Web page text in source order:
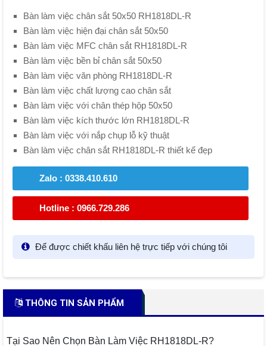
Bàn làm việc chân sắt 50x50 RH1818DL-R
Bàn làm việc hiện đại chân sắt 50x50
Bàn làm việc MFC chân sắt RH1818DL-R
Bàn làm việc bền bỉ chân sắt 50x50
Bàn làm việc văn phòng RH1818DL-R
Bàn làm việc chất lượng cao chân sắt
Bàn làm việc với chân thép hộp 50x50
Bàn làm việc kích thước lớn RH1818DL-R
Bàn làm việc với nắp chụp lỗ kỹ thuật
Bàn làm việc chân sắt RH1818DL-R thiết kế đẹp
Zalo : 0338.410.610
Hotline : 0966.729.286
Để được chiết khấu liên hệ trực tiếp với chúng tôi
THÔNG TIN SẢN PHẨM
Tại Sao Nên Chọn Bàn Làm Việc RH1818DL-R?